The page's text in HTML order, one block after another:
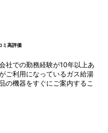
社での勤務経験が10年以上あ
ご利用になっているガス給湯
の機器をすぐにご案内するこ
ミ高評価